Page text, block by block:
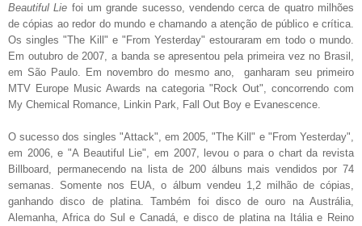
Beautiful Lie foi um grande sucesso, vendendo cerca de quatro milhões
de cópias ao redor do mundo e chamando a atenção de público e crítica.
Os singles "The Kill" e "From Yesterday" estouraram em todo o mundo.
Em outubro de 2007, a banda se apresentou pela primeira vez no Brasil,
em São Paulo. Em novembro do mesmo ano, ganharam seu primeiro
MTV Europe Music Awards na categoria "Rock Out", concorrendo com
My Chemical Romance, Linkin Park, Fall Out Boy e Evanescence.
O sucesso dos singles "Attack", em 2005, "The Kill" e "From Yesterday",
em 2006, e "A Beautiful Lie", em 2007, levou o para o chart da revista
Billboard, permanecendo na lista de 200 álbuns mais vendidos por 74
semanas. Somente nos EUA, o álbum vendeu 1,2 milhão de cópias,
ganhando disco de platina. Também foi disco de ouro na Austrália,
Alemanha, Africa do Sul e Canadá, e disco de platina na Itália e Reino